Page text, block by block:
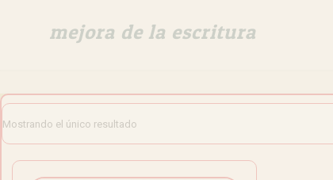
mejora de la escritura
Mostrando el único resultado